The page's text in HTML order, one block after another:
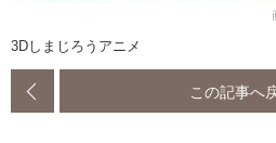
3Dしまじろうアニメ
この記事へ